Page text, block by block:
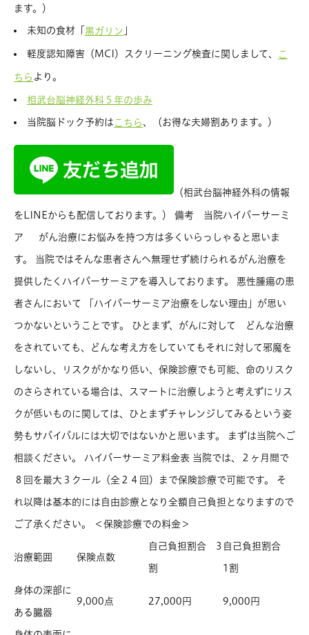
ます。）
未知の食材「 黒ガリン
軽度認知障害（MCI）スクリーニング検査に関しまして、 こ
ちら より。
相武台脳神経外科５年の歩み
当院脳ドック予約は こちら、（お得な夫婦割あります。）
（相武台脳神経外科の情報
をLINEからも配信しております。） 備考 当院ハイパーサーミ
ア がん治療にお悩みを持つ方は多くいらっしゃると思いま
す。 当院ではそんな患者さんへ無理せず続けられるがん治療を
提供したくハイパーサーミアを導入しております。 悪性腫瘍の患
者さんにおいて 「ハイパーサーミア治療をしない理由」が思い
つかないということです。 ひとまず、がんに対して どんな治療
をされていても、どんな考え方をしていてもそれに対して邪魔を
しないし、リスクがかなり低い、保険診療でも可能、命のリスク
のさらされている場合は、スマートに治療しようと考えずにリス
クが低いものに関しては、ひとまずチャレンジしてみるという姿
勢もサバイバルには大切ではないかと思います。 まずは当院へご
相談ください。 ハイパーサーミア料金表 当院では、２ヶ月間で
８回を最大３クール（全２４回）まで保険診療で可能です。 そ
れ以降は基本的には自由診療となり全額自己負担となりますので
ご了承ください。 ＜保険診療での料金＞
治療範囲 保険点数
自己負担割合 3
割
自己負担割合
1割
身体の深部に
ある臓器
9,000点 27,000円 9,000円